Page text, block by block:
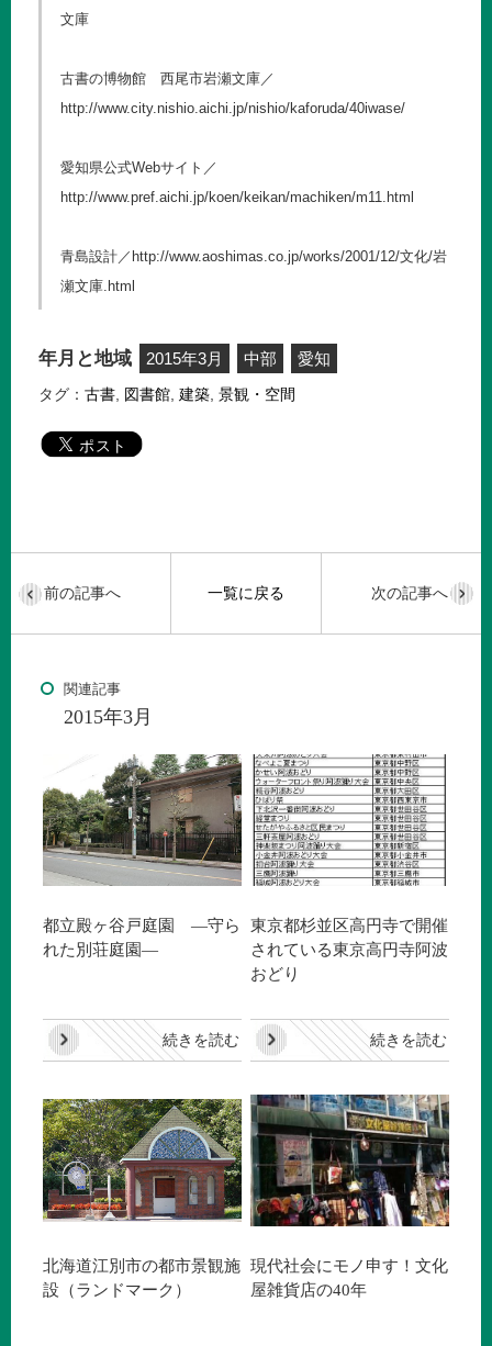
文庫
古書の博物館 西尾市岩瀬文庫／
http://www.city.nishio.aichi.jp/nishio/kaforuda/40iwase/
愛知県公式Webサイト／
http://www.pref.aichi.jp/koen/keikan/machiken/m11.html
青島設計／ http://www.aoshimas.co.jp/works/2001/12/文化/岩
瀬文庫.html
年月と地域 2015年3月 中部 愛知
タグ： 古書 図書館 建築 景観・空間
一覧に戻る
前の記事へ 次の記事へ
関連記事
2015年3月
都立殿ヶ谷戸庭園 —守ら
れた別荘庭園—
続きを読む
東京都杉並区高円寺で開催
されている東京高円寺阿波
おどり
続きを読む
北海道江別市の都市景観施
設（ランドマーク）
現代社会にモノ申す！文化
屋雑貨店の40年